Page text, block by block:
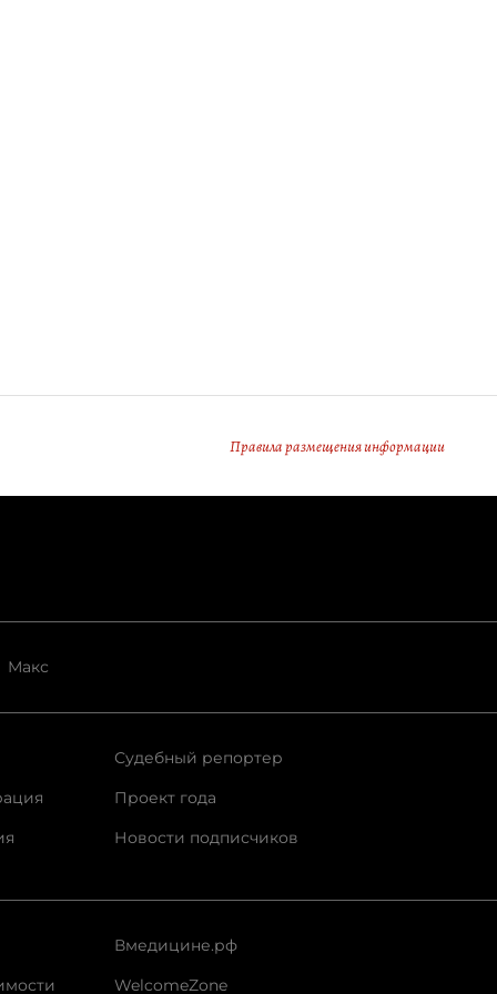
Правила размещения информации
Макс
Судебный репортер
Проект года
Новости подписчиков
Вмедицине.рф
WelcomeZone